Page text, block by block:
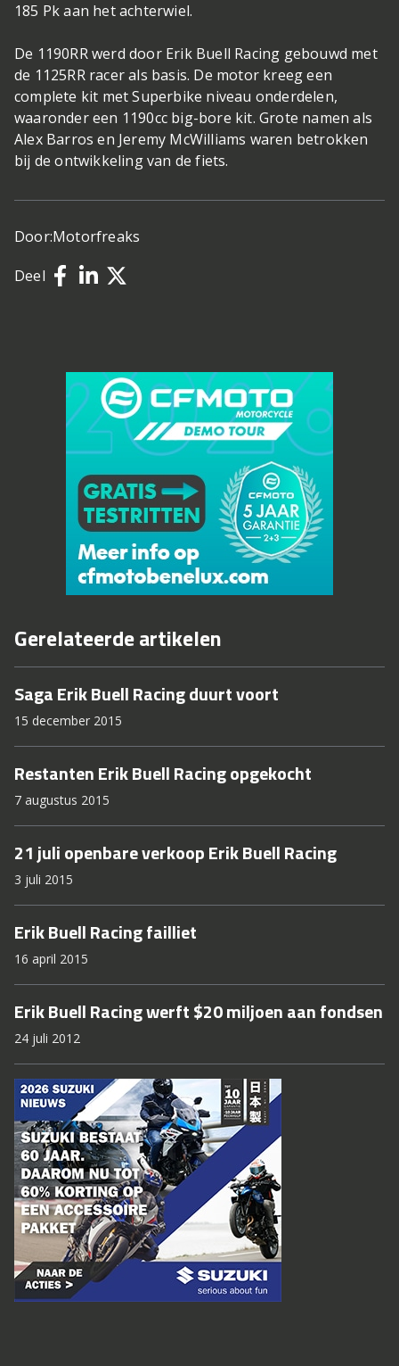
185 Pk aan het achterwiel.
De 1190RR werd door Erik Buell Racing gebouwd met
de 1125RR racer als basis. De motor kreeg een
complete kit met Superbike niveau onderdelen,
waaronder een 1190cc big-bore kit. Grote namen als
Alex Barros en Jeremy McWilliams waren betrokken
bij de ontwikkeling van de fiets.
Door:Motorfreaks
Deel
Gerelateerde artikelen
Saga Erik Buell Racing duurt voort
15 december 2015
Restanten Erik Buell Racing opgekocht
7 augustus 2015
21 juli openbare verkoop Erik Buell Racing
3 juli 2015
Erik Buell Racing failliet
16 april 2015
Erik Buell Racing werft $20 miljoen aan fondsen
24 juli 2012